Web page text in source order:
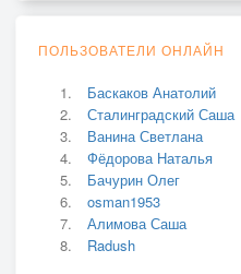
ПОЛЬЗОВАТЕЛИ ОНЛАЙН
Баскаков Анатолий
Сталинградский Саша
Ванина Светлана
Фёдорова Наталья
Бачурин Олег
osman1953
Алимова Саша
Radush